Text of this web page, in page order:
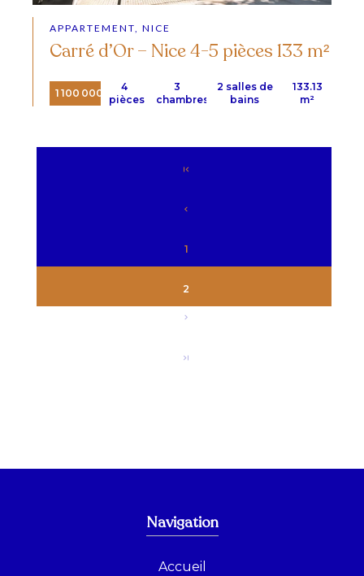
APPARTEMENT, NICE
Carré d’Or – Nice 4-5 pièces 133 m²
1 100 000 €
4
pièces
3
chambres
2 salles de
bains
133.13
m²
1
2
Navigation
Accueil